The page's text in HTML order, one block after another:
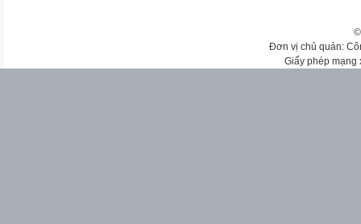
Đơn vị chủ quản:
Giấy phép mạng